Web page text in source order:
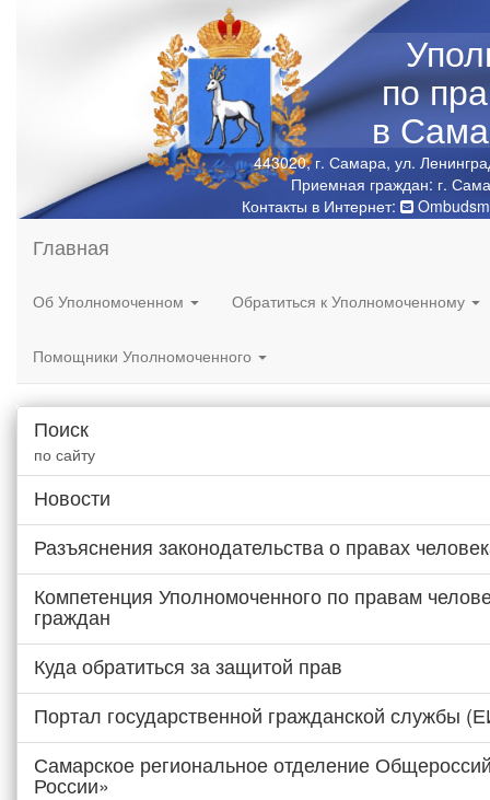
по
в
443020, г. Самара, ул.
Приемная граждан: г.
Контакты в Интернет:
Главная
Об Уполномоченном Обратиться к Уполномоченному
Помощники Уполномоченного
Поиск
по сайту
Новости
Разъяснения законодательства о правах
Компетенция Уполномоченного по правам
граждан
Куда обратиться за защитой прав
Портал государственной гражданской службы
Самарское региональное отделение
России»